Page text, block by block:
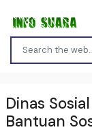
Dinas
Bantuan